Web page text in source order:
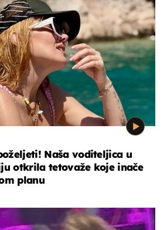
Naša voditeljica u
otkrila tetovaže koje inače
planu